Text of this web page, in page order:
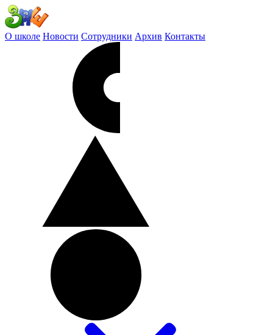
О школе Новости Сотрудники Архив Контакты